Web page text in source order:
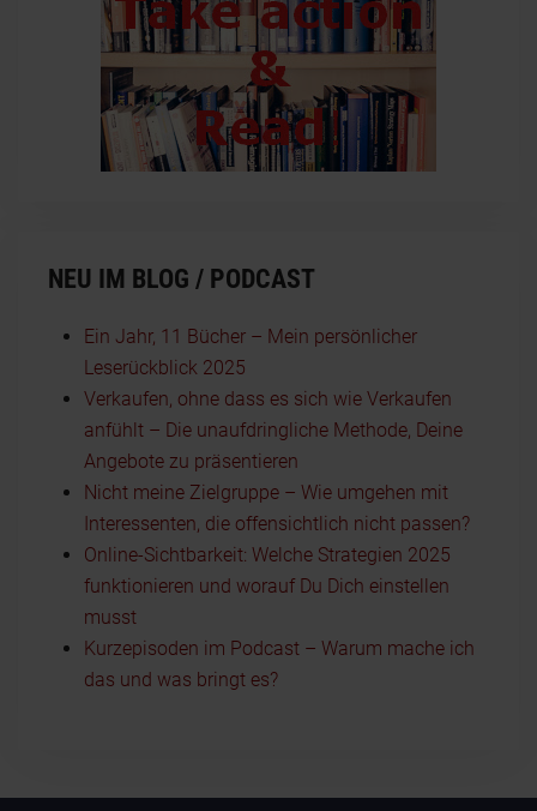
NEU IM BLOG / PODCAST
Ein Jahr, 11 Bücher – Mein persönlicher
Leserückblick 2025
Verkaufen, ohne dass es sich wie Verkaufen
anfühlt – Die unaufdringliche Methode, Deine
Angebote zu präsentieren
Nicht meine Zielgruppe – Wie umgehen mit
Interessenten, die offensichtlich nicht passen?
Online-Sichtbarkeit: Welche Strategien 2025
funktionieren und worauf Du Dich einstellen
musst
Kurzepisoden im Podcast – Warum mache ich
das und was bringt es?